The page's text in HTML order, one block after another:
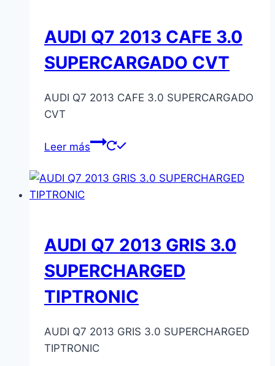
AUDI Q7 2013 CAFE 3.0
SUPERCARGADO CVT
AUDI Q7 2013 CAFE 3.0 SUPERCARGADO
CVT
Leer más
AUDI Q7 2013 GRIS 3.0
SUPERCHARGED
TIPTRONIC
AUDI Q7 2013 GRIS 3.0 SUPERCHARGED
TIPTRONIC